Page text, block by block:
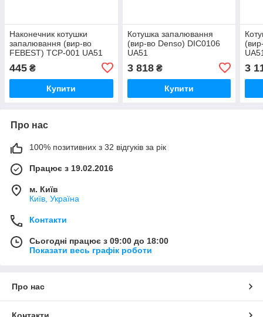
Наконечник котушки
запалювання (вир-во
FEBEST) TCP-001 UA51
445 ₴
Купити
Котушка запалювання
(вир-во Denso) DIC0106
UA51
3 818₴
Купити
3
Про нас
100% позитивних з 32 відгуків за рік
Працює з 19.02.2016
м. Київ
Київ, Україна
Контакти
Сьогодні працює з 09:00 до 18:00
Показати весь графік роботи
Про нас